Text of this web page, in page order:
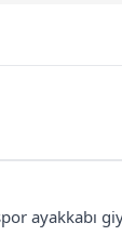
ayakkabı